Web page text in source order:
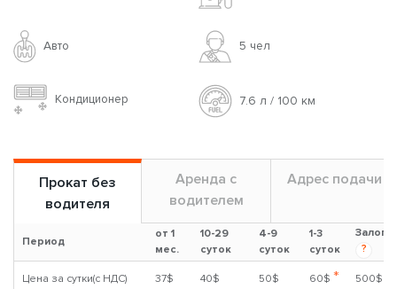
Авто 5 чел
Кондиционер 7.6 л / 100 км
Прокат без
водителя
Аренда с
водителем
Адрес подачи
Период
от 1
мес.
10-29
суток
4-9
суток
1-3
суток
Залог
?
Цена за сутки(с НДС) 37$ 40$ 50$ 60$ * 500$